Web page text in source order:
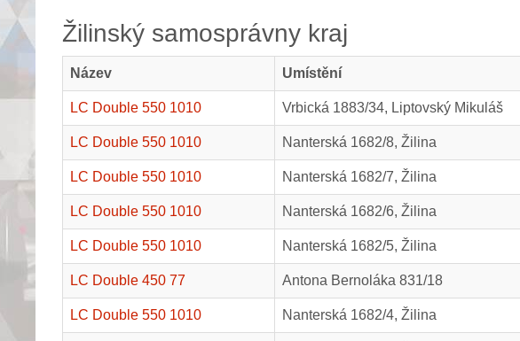
Žilinský samosprávny kraj
Název Umístění
LC Double 550 1010 Vrbická 1883/34, Liptovský Mikuláš
LC Double 550 1010 Nanterská 1682/8, Žilina
LC Double 550 1010 Nanterská 1682/7, Žilina
LC Double 550 1010 Nanterská 1682/6, Žilina
LC Double 550 1010 Nanterská 1682/5, Žilina
LC Double 450 77 Antona Bernoláka 831/18
LC Double 550 1010 Nanterská 1682/4, Žilina